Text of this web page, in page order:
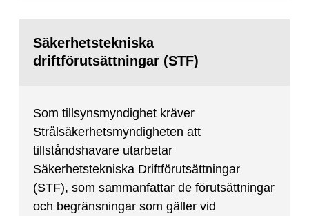
Säkerhetstekniska
driftförutsättningar (STF)
Som tillsynsmyndighet kräver
Strålsäkerhetsmyndigheten att
tillståndshavare utarbetar
Säkerhetstekniska Driftförutsättningar
(STF), som sammanfattar de förutsättningar
och begränsningar som gäller vid